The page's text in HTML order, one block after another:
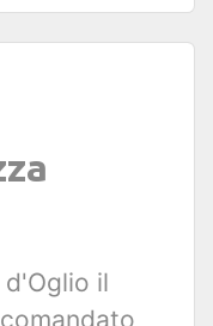
il